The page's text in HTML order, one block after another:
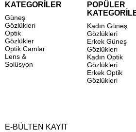
KATEGORİLER
Güneş
Gözlükleri
Optik
Gözlükler
Optik Camlar
Lens &
Solüsyon
POPÜLER
Kadın Güneş
Gözlükleri
Erkek Güneş
Gözlükleri
Kadın Optik
Gözlükleri
Erkek Optik
Gözlükleri
E-BÜLTEN KAYIT